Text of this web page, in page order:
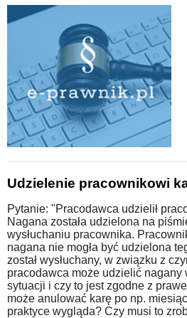
Udzielenie pracownikowi
Pytanie: "Pracodawca udzielił
Nagana została udzielona na
wysłuchaniu pracownika.
nagana nie mogła być udzielona
został wysłuchany, w związku z
pracodawca może udzielić nagany
sytuacji i czy to jest zgodne z
może anulować karę po np.
praktyce wygląda? Czy musi to